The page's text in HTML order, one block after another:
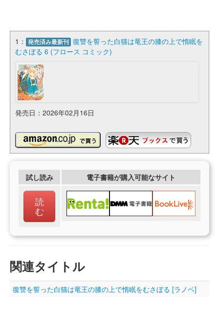
1： 発売済み最新刊 復讐を誓った白猫は竜王の膝の上で惰眠を
むさぼる 6 (フロース コミック)
発売日：2026年02月16日
試し読み 電子書籍が購入可能なサイト
読
む
関連タイトル
復讐を誓った白猫は竜王の膝の上で惰眠をむさぼる [ラノベ]